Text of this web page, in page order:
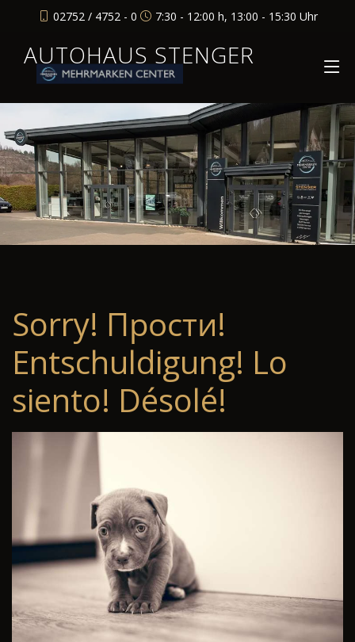
02752 / 4752 - 0 7:30 - 12:00 h, 13:00 - 15:30 Uhr
AUTOHAUS STENGER
Sorry! Прости!
Entschuldigung! Lo
siento! Désolé!